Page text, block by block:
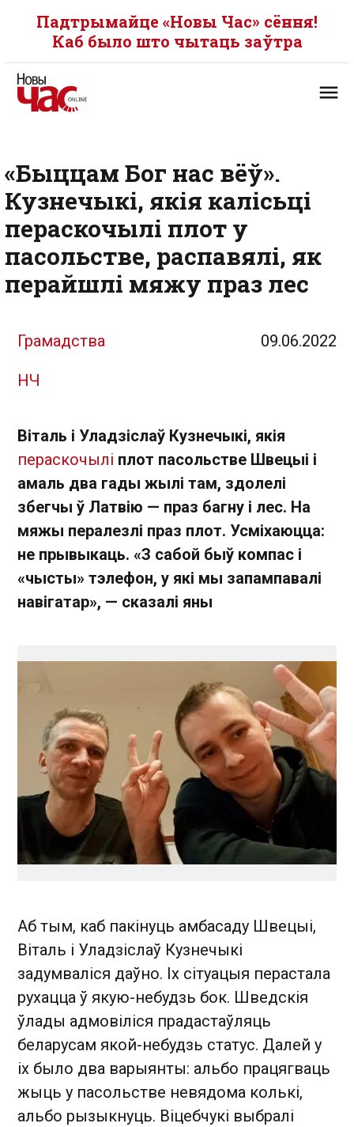
Падтрымайце «Новы Час» сёння!
Каб было што чытаць заўтра
«Быццам Бог нас вёў».
Кузнечыкі, якія калісьці
пераскочылі плот у
пасольстве, распавялі, як
перайшлі мяжу праз лес
Грамадства 09.06.2022
НЧ
Віталь і Уладзіслаў Кузнечыкі, якія
пераскочылі плот пасольстве Швецыі і
амаль два гады жылі там, здолелі
збегчы ў Латвію — праз багну і лес. На
мяжы пералезлі праз плот. Усміхаюцца:
не прывыкаць. «З сабой быў компас і
«чысты» тэлефон, у які мы запампавалі
навігатар», — сказалі яны
Аб тым, каб пакінуць амбасаду Швецыі,
Віталь і Уладзіслаў Кузнечыкі
задумваліся даўно. Іх сітуацыя перастала
рухацца ў якую-небудзь бок. Шведскія
ўлады адмовіліся прадастаўляць
беларусам якой-небудзь статус. Далей у
іх было два варыянты: альбо працягваць
жыць у пасольстве невядома колькі,
альбо рызыкнуць. Віцебчукі выбралі